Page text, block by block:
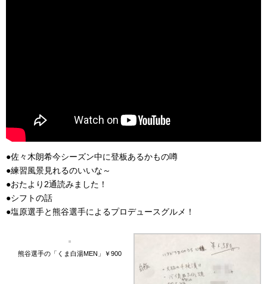
●佐々木朗希今シーズン中に登板あるかもの噂
●練習風景見れるのいいな～
●おたより2通読みました！
●シフトの話
●塩原選手と熊谷選手によるプロデュースグルメ！
熊谷選手の「くま白湯MEN」￥900